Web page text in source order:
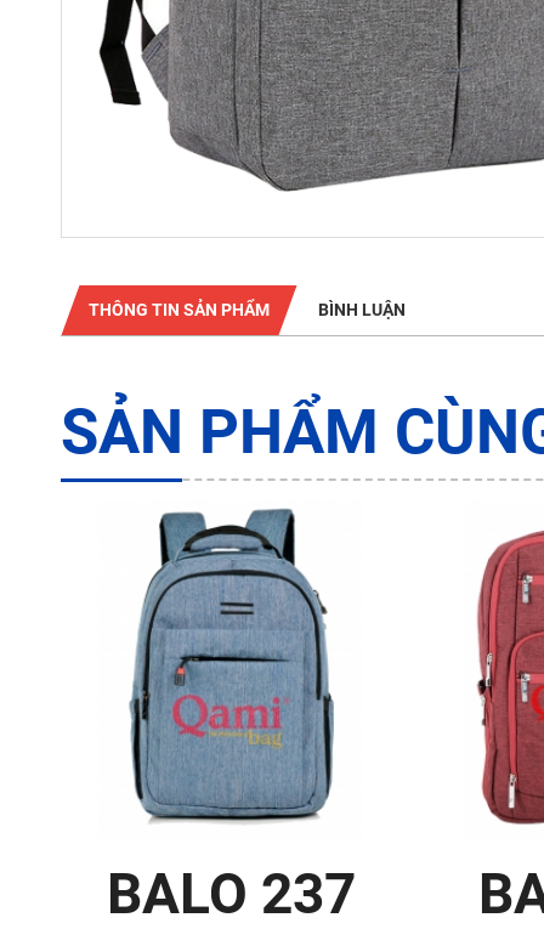
THÔNG TIN SẢN PHẨM BÌNH LUẬN
SẢN PHẨM
BALO 237